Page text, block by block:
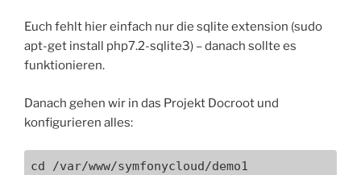
Euch fehlt hier einfach nur die sqlite extension (sudo
apt-get install php7.2-sqlite3) – danach sollte es
funktionieren.
Danach gehen wir in das Projekt Docroot und
konfigurieren alles:
cd /var/www/symfonycloud/demo1